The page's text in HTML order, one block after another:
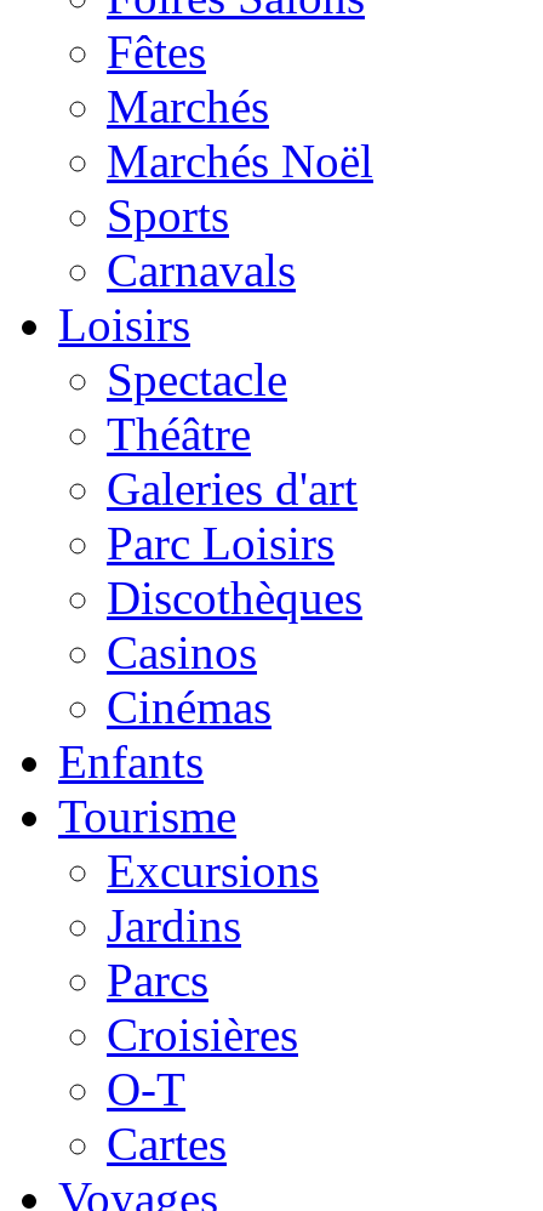
Fêtes
Marchés
Marchés Noël
Sports
Carnavals
Loisirs
Spectacle
Théâtre
Galeries d'art
Parc Loisirs
Discothèques
Casinos
Cinémas
Enfants
Tourisme
Excursions
Jardins
Parcs
Croisières
O-T
Cartes
Voyages